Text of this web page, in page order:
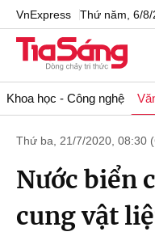
VnExpress Thứ năm, 6/8/
Khoa học - Công nghệ
Thứ ba, 21/7/2020, 08:30
Nước biển
cung vật